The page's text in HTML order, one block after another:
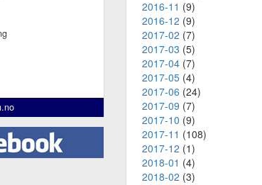
2016-11 (9)
2016-12 (9)
2017-02 (7)
2017-03 (5)
2017-04(7)
2017-05(4)
2017-06 (24)
2017-09 (7)
2017-10 (9)
2017-11 (108)
2017-12 (1)
2018-01 (4)
2018-02 (3)